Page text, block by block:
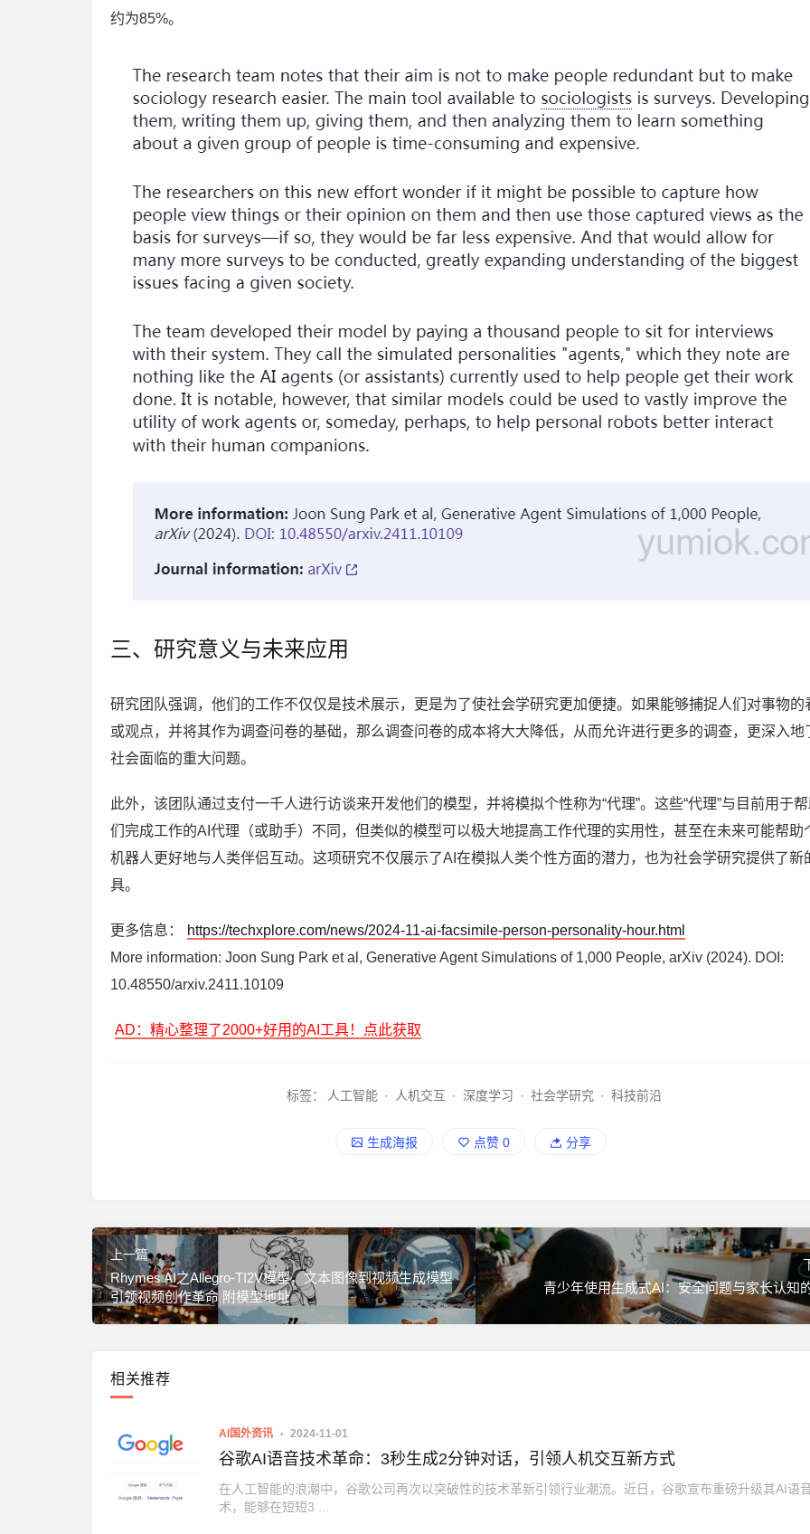
约为85%。
三、研究意义与未来应用
研究团队强调，他们的工作不仅仅是技术展示，更是为了使社会学研究更加便捷。如果能够捕捉人们对事物的
或观点，并将其作为调查问卷的基础，那么调查问卷的成本将大大降低，从而允许进行更多的调查，更深入地
社会面临的重大问题。
此外，该团队通过支付一千人进行访谈来开发他们的模型，并将模拟个性称为“代理”。这些“代理”与目前用于
们完成工作的AI代理（或助手）不同，但类似的模型可以极大地提高工作代理的实用性，甚至在未来可能帮助
机器人更好地与人类伴侣互动。这项研究不仅展示了AI在模拟人类个性方面的潜力，也为社会学研究提供了新
具。
更多信息：
https://techxplore.com/news/2024-11-ai-facsimile-person-personality-hour.html
More information: Joon Sung Park et al, Generative Agent Simulations of 1,000 People, arXiv (2024). DOI:
10.48550/arxiv.2411.10109
AD：精心整理了2000+好用的AI工具！点此获取
标签： 人工智能 · 人机交互 · 深度学习 · 社会学研究 · 科技前沿
生成海报 点赞 0 分享
上一篇
Rhymes AI之Allegro-TI2V模型，文本图像到视频生成模型
引领视频创作革命 附模型地址
青少年使用生成式AI：安全问题与家长认知
相关推荐
AI国外资讯 2024-11-01
谷歌AI语音技术革命：3秒生成2分钟对话，引领人机交互新方式
在人工智能的浪潮中，谷歌公司再次以突破性的技术革新引领行业潮流。近日，谷歌宣布重磅升级其AI语
术，能够在短短3 ...